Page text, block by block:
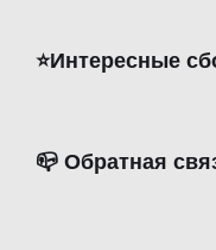
⭐️Интересные
📪 Обратная